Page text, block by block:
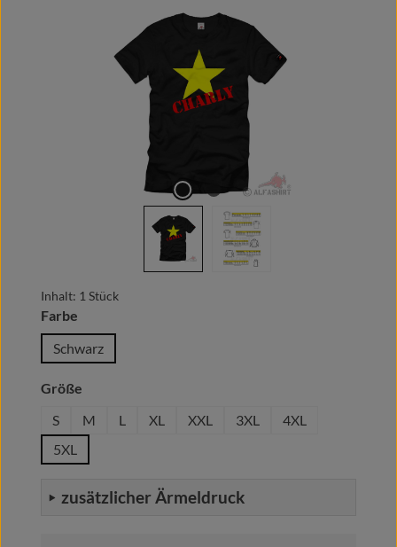
Bildergalerie überspringen
Inhalt: 1 Stück
Farbe
Schwarz
Größe
S
M L XL XXL 3XL
4XL
5XL
zusätzlicher Ärmeldruck